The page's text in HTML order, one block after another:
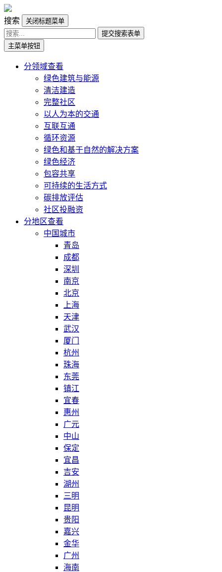
搜索
关闭标题菜单
提交搜索表单
主菜单按钮
分领域查看
绿色建筑与能源
清洁建造
完整社区
以人为本的交通
互联互通
循环资源
绿色和基于自然的解决方案
绿色经济
包容共享
可持续的生活方式
碳排放评估
社区投融资
分地区查看
中国城市
青岛
成都
深圳
南京
北京
上海
天津
武汉
厦门
杭州
珠海
东莞
镇江
宜春
惠州
广元
中山
保定
宜昌
吉安
湖州
三明
昆明
贵阳
嘉兴
金华
广州
海南